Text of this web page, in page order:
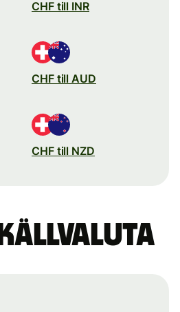
CHF till INR
CHF till AUD
CHF till NZD